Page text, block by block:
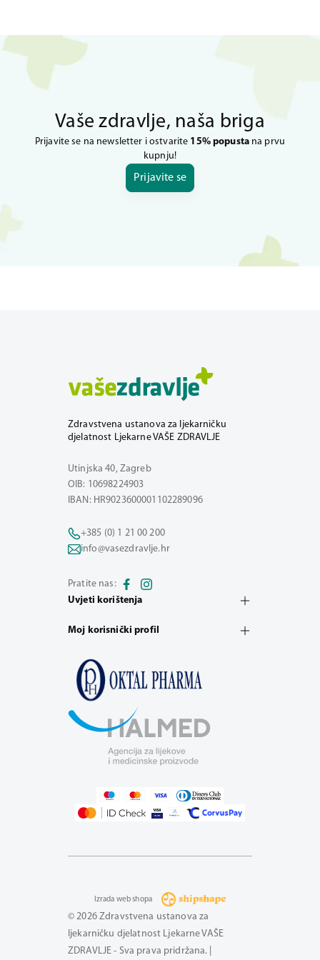
Vaše zdravlje, naša briga
Prijavite se na newsletter i ostvarite 15% popustana prvu
kupnju!
Prijavite se
Zdravstvena ustanova za ljekarničku
djelatnost Ljekarne VAŠE ZDRAVLJE
Utinjska 40, Zagreb
OIB: 10698224903
IBAN: HR9023600001102289096
+385 (0) 1 21 00 200
info@vasezdravlje.hr
Pratite nas:
Uvjeti korištenja
Moj korisnički profil
© 2026 Zdravstvena ustanova za
ljekarničku djelatnost Ljekarne VAŠE
ZDRAVLJE - Sva prava pridržana. |
Izrada web shopa